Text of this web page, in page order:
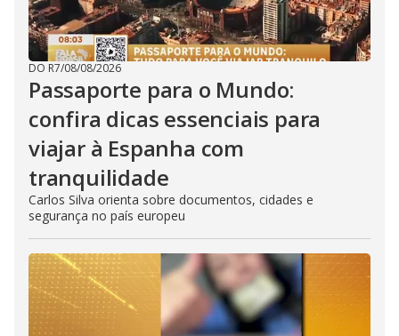
DO R7/08/08/2026
Passaporte para o Mundo:
confira dicas essenciais para
viajar à Espanha com
tranquilidade
Carlos Silva orienta sobre documentos, cidades e
segurança no país europeu